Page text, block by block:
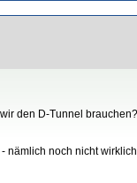
den D-Tunnel
nämlich noch nicht